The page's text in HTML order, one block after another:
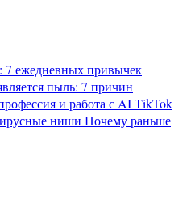
7 ежедневных привычек
пыль: 7 причин
и работа с AITikTok
ниши Почему раньше